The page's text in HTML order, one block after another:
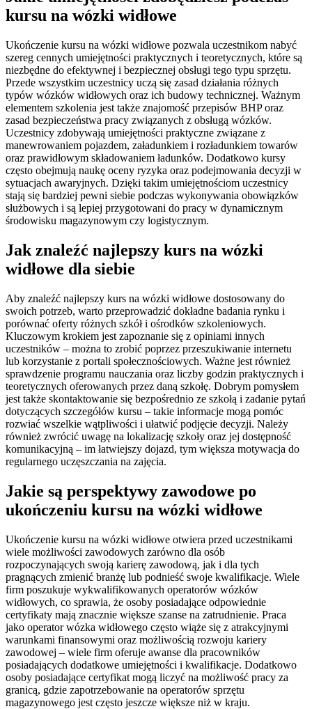
kursu na wózki widłowe
Ukończenie kursu na wózki widłowe pozwala uczestnikom nabyć
szereg cennych umiejętności praktycznych i teoretycznych, które są
niezbędne do efektywnej i bezpiecznej obsługi tego typu sprzętu.
Przede wszystkim uczestnicy uczą się zasad działania różnych
typów wózków widłowych oraz ich budowy technicznej. Ważnym
elementem szkolenia jest także znajomość przepisów BHP oraz
zasad bezpieczeństwa pracy związanych z obsługą wózków.
Uczestnicy zdobywają umiejętności praktyczne związane z
manewrowaniem pojazdem, załadunkiem i rozładunkiem towarów
oraz prawidłowym składowaniem ładunków. Dodatkowo kursy
często obejmują naukę oceny ryzyka oraz podejmowania decyzji w
sytuacjach awaryjnych. Dzięki takim umiejętnościom uczestnicy
stają się bardziej pewni siebie podczas wykonywania obowiązków
służbowych i są lepiej przygotowani do pracy w dynamicznym
środowisku magazynowym czy logistycznym.
Jak znaleźć najlepszy kurs na wózki
widłowe dla siebie
Aby znaleźć najlepszy kurs na wózki widłowe dostosowany do
swoich potrzeb, warto przeprowadzić dokładne badania rynku i
porównać oferty różnych szkół i ośrodków szkoleniowych.
Kluczowym krokiem jest zapoznanie się z opiniami innych
uczestników – można to zrobić poprzez przeszukiwanie internetu
lub korzystanie z portali społecznościowych. Ważne jest również
sprawdzenie programu nauczania oraz liczby godzin praktycznych i
teoretycznych oferowanych przez daną szkołę. Dobrym pomysłem
jest także skontaktowanie się bezpośrednio ze szkołą i zadanie pytań
dotyczących szczegółów kursu – takie informacje mogą pomóc
rozwiać wszelkie wątpliwości i ułatwić podjęcie decyzji. Należy
również zwrócić uwagę na lokalizację szkoły oraz jej dostępność
komunikacyjną – im łatwiejszy dojazd, tym większa motywacja do
regularnego uczęszczania na zajęcia.
Jakie są perspektywy zawodowe po
ukończeniu kursu na wózki widłowe
Ukończenie kursu na wózki widłowe otwiera przed uczestnikami
wiele możliwości zawodowych zarówno dla osób
rozpoczynających swoją karierę zawodową, jak i dla tych
pragnących zmienić branżę lub podnieść swoje kwalifikacje. Wiele
firm poszukuje wykwalifikowanych operatorów wózków
widłowych, co sprawia, że osoby posiadające odpowiednie
certyfikaty mają znacznie większe szanse na zatrudnienie. Praca
jako operator wózka widłowego często wiąże się z atrakcyjnymi
warunkami finansowymi oraz możliwością rozwoju kariery
zawodowej – wiele firm oferuje awanse dla pracowników
posiadających dodatkowe umiejętności i kwalifikacje. Dodatkowo
osoby posiadające certyfikat mogą liczyć na możliwość pracy za
granicą, gdzie zapotrzebowanie na operatorów sprzętu
magazynowego jest często jeszcze większe niż w kraju.